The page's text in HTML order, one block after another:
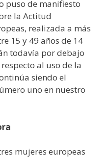
puso de manifiesto
la Actitud
realizada a más
15 y 49 años de 14
todavía por debajo
al uso de la
siendo el
uno en nuestro
mujeres europeas